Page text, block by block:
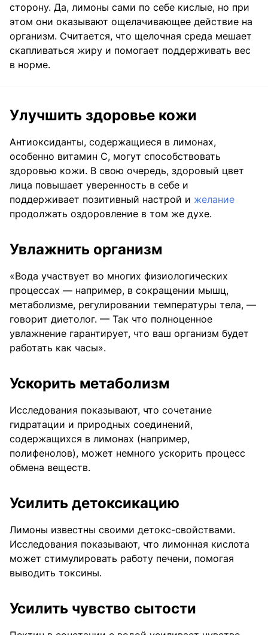
сторону. Да, лимоны сами по себе кислые, но при
этом они оказывают ощелачивающее действие на
организм. Считается, что щелочная среда мешает
скапливаться жиру и помогает поддерживать вес
в норме.
Улучшить здоровье кожи
Антиоксиданты, содержащиеся в лимонах,
особенно витамин С, могут способствовать
здоровью кожи. В свою очередь, здоровый цвет
лица повышает уверенность в себе и
поддерживает позитивный настрой и желание
продолжать оздоровление в том же духе.
Увлажнить организм
«Вода участвует во многих физиологических
процессах — например, в сокращении мышц,
метаболизме, регулировании температуры тела, —
говорит диетолог. — Так что полноценное
увлажнение гарантирует, что ваш организм будет
работать как часы».
Ускорить метаболизм
Исследования показывают, что сочетание
гидратации и природных соединений,
содержащихся в лимонах (например,
полифенолов), может немного ускорить процесс
обмена веществ.
Усилить детоксикацию
Лимоны известны своими детокс-свойствами.
Исследования показывают, что лимонная кислота
может стимулировать работу печени, помогая
выводить токсины.
Усилить чувство сытости